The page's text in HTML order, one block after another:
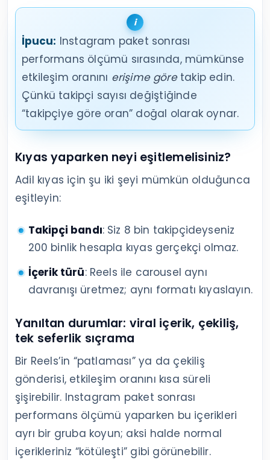
İpucu: Instagram paket sonrası
performans ölçümü sırasında, mümkünse
etkileşim oranını erişime göretakip edin.
Çünkü takipçi sayısı değiştiğinde
“takipçiye göre oran” doğal olarak oynar.
Kıyas yaparken neyi eşitlemelisiniz?
Adil kıyas için şu iki şeyi mümkün olduğunca
eşitleyin:
Takipçi bandı: Siz 8 bin takipçideyseniz
200 binlik hesapla kıyas gerçekçi olmaz.
İçerik türü: Reels ile carousel aynı
davranışı üretmez; aynı formatı kıyaslayın.
Yanıltan durumlar: viral içerik, çekiliş,
tek seferlik sıçrama
Bir Reels’in “patlaması” ya da çekiliş
gönderisi, etkileşim oranını kısa süreli
şişirebilir. Instagram paket sonrası
performans ölçümü yaparken bu içerikleri
ayrı bir gruba koyun; aksi halde normal
içerikleriniz “kötüleşti” gibi görünebilir.